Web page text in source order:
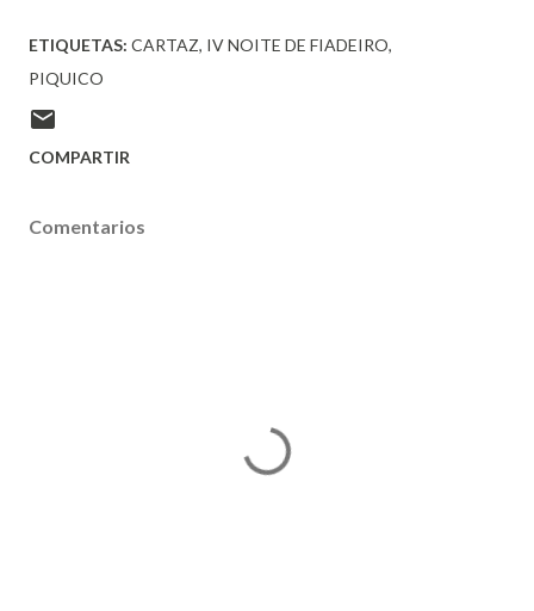
ETIQUETAS: CARTAZ IV NOITE DE FIADEIRO
PIQUICO
COMPARTIR
Comentarios